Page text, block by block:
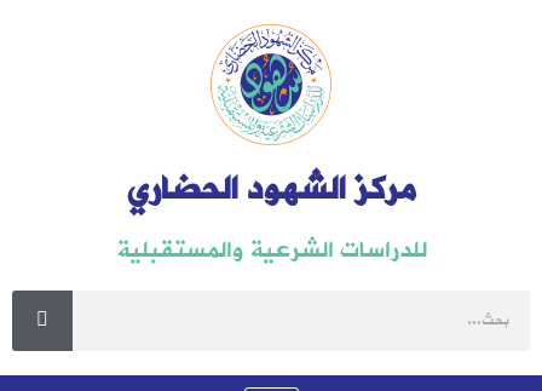
مركز الشهود الحضاري
للدراسات الشرعية والمستقبلية